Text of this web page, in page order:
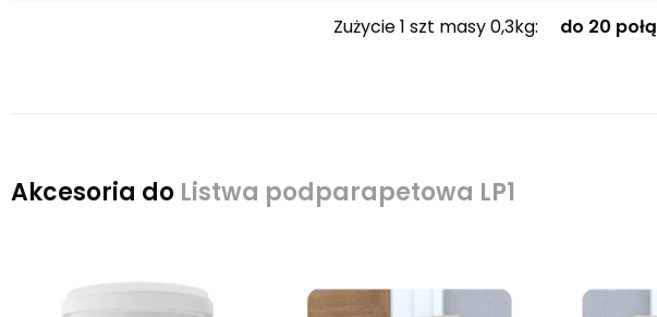
Zużycie 1 szt masy 0,3kg:
do 20
Akcesoria do Listwa podparapetowa LP1